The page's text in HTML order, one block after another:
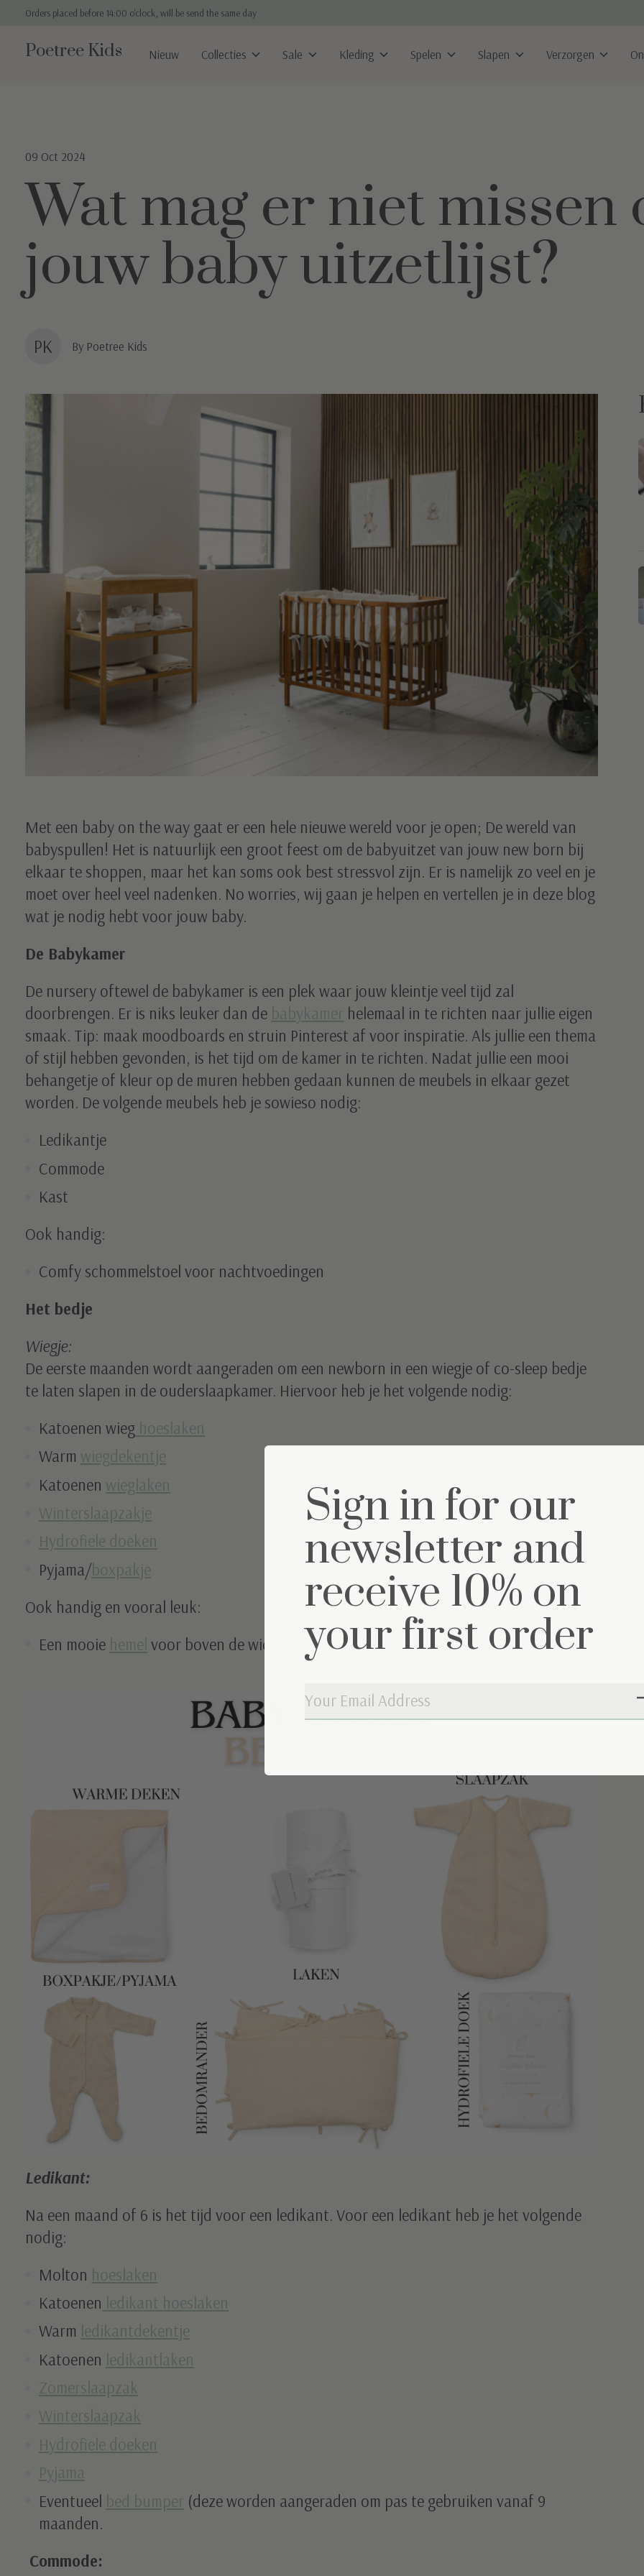
Orders placed before 14:00 o'clock, will be send the same day
Poetree Kids Nieuw Collecties Sale Kleding Spelen Slapen Verzorgen
09 Oct 2024
Wat mag er niet missen
jouw baby uitzetlijst?
PK By Poetree Kids
Met een baby on the way gaat er een hele nieuwe wereld voor je open; De wereld van
babyspullen! Het is natuurlijk een groot feest om de babyuitzet van jouw new born bij
elkaar te shoppen, maar het kan soms ook best stressvol zijn. Er is namelijk zo veel en je
moet over heel veel nadenken. No worries, wij gaan je helpen en vertellen je in deze blog
wat je nodig hebt voor jouw baby.
De Babykamer
De nursery oftewel de babykamer is een plek waar jouw kleintje veel tijd zal
doorbrengen. Er is niks leuker dan de babykamer helemaal in te richten naar jullie eigen
smaak. Tip: maak moodboards en struin Pinterest af voor inspiratie. Als jullie een thema
of stijl hebben gevonden, is het tijd om de kamer in te richten. Nadat jullie een mooi
behangetje of kleur op de muren hebben gedaan kunnen de meubels in elkaar gezet
worden. De volgende meubels heb je sowieso nodig:
Ledikantje
Commode
Kast
Ook handig:
Comfy schommelstoel voor nachtvoedingen
Het bedje
Wiegje:
De eerste maanden wordt aangeraden om een newborn in een wiegje of co-sleep bedje
te laten slapen in de ouderslaapkamer. Hiervoor heb je het volgende nodig:
Katoenen wieg hoeslaken
Warm wiegdekentje
Katoenen wieglaken
Winterslaapzakje
Hydrofiele doeken
Pyjama/boxpakje
Ook handig en vooral leuk:
Een mooie hemel voor boven de wieg.
Ledikant:
Na een maand of 6 is het tijd voor een ledikant. Voor een ledikant heb je het volgende
nodig:
Molton hoeslaken
Katoenen ledikant hoeslaken
Warm ledikantdekentje
Katoenen ledikantlaken
Zomerslaapzak
Winterslaapzak
Hydrofiele doeken
Pyjama
Eventueel bed bumper (deze worden aangeraden om pas te gebruiken vanaf 9
maanden.
Commode:
Sign in for our
newsletter and
receive 10% on
your first order